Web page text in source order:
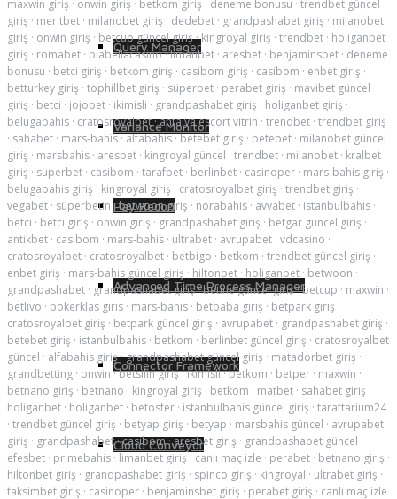
Query Manager
Variance Monitor
Pay Recon
Advanced Time Process Manager
Connector Framework
Cloud Conveyor
maxwin giriş · onwin giriş · betkom giriş · deneme bonusu · trendbet güncel
giriş · meritbet · milanobet giriş · dedebet · grandpashabet giriş · milanobet
giriş · onwin giriş · betcup güncel giriş·kingroyal giriş · trendbet · holiganbet
giriş · romabet · piabellacasino·limanbet · aresbet · benjaminsbet · deneme
bonusu · betci giriş · betkom giriş · casibom giriş · casibom · enbet giriş ·
betturkey giriş · tophillbet giriş · süperbet · perabet giriş · mavibet güncel
giriş · betci · jojobet · ikimisli · grandpashabet giriş · holiganbet giriş ·
belugabahis · cratosroyalbet·antalya escort vitrin · trendbet · trendbet giriş
· sahabet · mars-bahis·alfabahis·betebet giriş · betebet · milanobet güncel
giriş · marsbahis · aresbet · kingroyal güncel · trendbet · milanobet · kralbet
giriş · superbet · casibom · tarafbet · berlinbet · casinoper · mars-bahis giriş ·
belugabahis giriş · kingroyal giriş · cratosroyalbet giriş · trendbet giriş ·
vegabet · süperbetin ·betwoon giriş · norabahis · avvabet · istanbulbahis ·
betci · betci giriş · onwin giriş · grandpashabet giriş · betgar güncel giriş ·
antikbet · casibom · mars-bahis · ultrabet · avrupabet · vdcasino ·
cratosroyalbet · cratosroyalbet · betbigo · betkom · trendbet güncel giriş ·
enbet giriş · mars-bahis güncel giriş · hiltonbet · holiganbet · betwoon ·
grandpashabet · grandpashabet giriş·betine güncel giriş·betcup · maxwin ·
betlivo · pokerklas giris · mars-bahis · betbaba giriş · betpark giriş ·
cratosroyalbet giriş · betpark güncel giriş · avrupabet · grandpashabet giriş ·
betebet giriş · istanbulbahis · betkom · berlinbet güncel giriş · cratosroyalbet
güncel · alfabahis giriş·grandpashabet güncel giriş · matadorbet giriş ·
grandbetting · onwin ·betsilin giriş·ikimisli·betkom · betper · maxwin ·
betnano giriş · betnano · kingroyal giriş · betkom · matbet · sahabet giriş ·
holiganbet · holiganbet · betosfer · istanbulbahis güncel giriş · taraftarium24
· trendbet güncel giriş · betyap giriş · betyap · marsbahis güncel · avrupabet
giriş · grandpashabet·casibom·aresbet giriş · grandpashabet güncel ·
efesbet · primebahis · limanbet giriş · canlı maç izle · perabet · betnano giriş ·
hiltonbet giriş · grandpashabet giriş · spinco giriş · kingroyal · ultrabet giriş ·
taksimbet giriş · casinoper · benjaminsbet giriş · perabet giriş · canlı maç izle